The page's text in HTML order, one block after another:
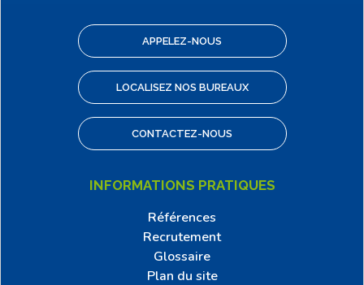
APPELEZ-NOUS
LOCALISEZ NOS BUREAUX
CONTACTEZ-NOUS
INFORMATIONS PRATIQUES
Références
Recrutement
Glossaire
Plan du site